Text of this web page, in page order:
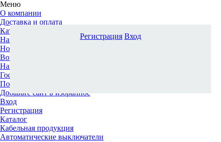
Меню
О компании
Доставка и оплата
Каталог
Наши офисы
Новости и новинки
Вопрос-ответ
Наша команда
Гос. заказчикам
Поставщикам
Добавьте сайт в избранное
Вход
Регистрация
Каталог
Кабельная продукция
Автоматические выключатели
Регистрация Вход